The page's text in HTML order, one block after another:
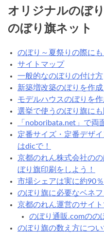
オリジナルのぼ
のぼり旗ネット
のぼり～夏祭りの際にも
サイトマップ
一般的なのぼりの付け方
新築増改築のぼりを作
モデルハウスのぼりを
選挙で使うのぼり旗に
「noboribata.net」で両
定番サイズ・定番デザ
はdicで！
京都のれん株式会社の
ぼり旗印刷をしよう！
市場シェアは実に約90％
のぼり旗に必要なベネ
京都のれん運営のサイ
のぼり通販.comのの
のぼり旗の数え方につい